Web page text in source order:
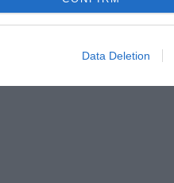
Data Deletion